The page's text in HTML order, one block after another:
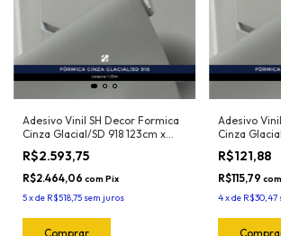
Adesivo Vinil SH Decor Formica
Cinza Glacial/SD 918 123cm x
25mts
R$2.593,75
R$2.464,06 com Pix
5xde R$518,75 sem juros
Adesivo
Cinza
1mt
R$121,88
R$115,79 com
4xde R$30,47